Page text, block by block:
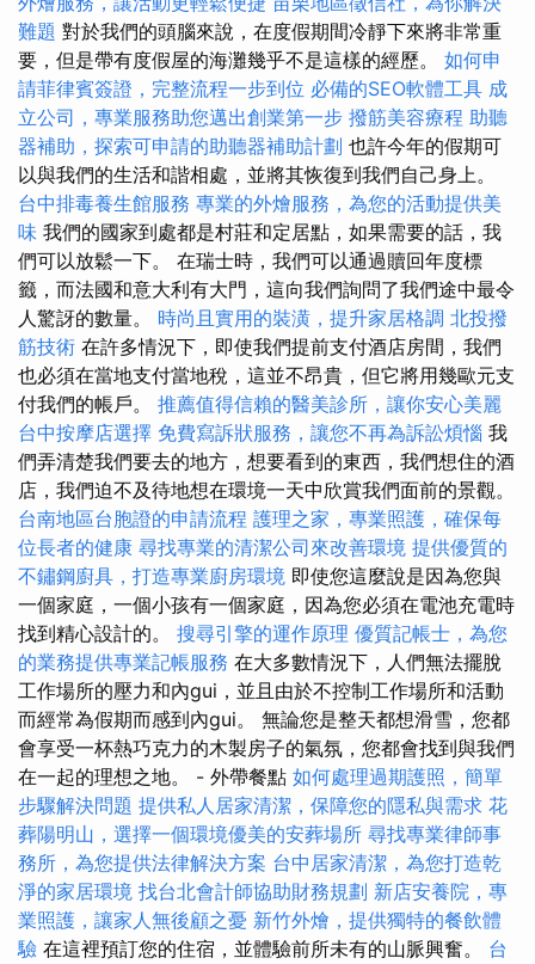
難題 對於我們的頭腦來說，在度假期間冷靜下來將非常重
要，但是帶有度假屋的海灘幾乎不是這樣的經歷。 如何申
請菲律賓簽證，完整流程一步到位 必備的SEO軟體工具 成
立公司，專業服務助您邁出創業第一步 撥筋美容療程 助聽
器補助，探索可申請的助聽器補助計劃 也許今年的假期可
以與我們的生活和諧相處，並將其恢復到我們自己身上。
台中排毒養生館服務 專業的外燴服務，為您的活動提供美
味 我們的國家到處都是村莊和定居點，如果需要的話，我
們可以放鬆一下。 在瑞士時，我們可以通過贖回年度標
籤，而法國和意大利有大門，這向我們詢問了我們途中最令
人驚訝的數量。 時尚且實用的裝潢，提升家居格調 北投撥
筋技術 在許多情況下，即使我們提前支付酒店房間，我們
也必須在當地支付當地稅，這並不昂貴，但它將用幾歐元支
付我們的帳戶。 推薦值得信賴的醫美診所，讓你安心美麗
台中按摩店選擇 免費寫訴狀服務，讓您不再為訴訟煩惱 我
們弄清楚我們要去的地方，想要看到的東西，我們想住的酒
店，我們迫不及待地想在環境一天中欣賞我們面前的景觀。
台南地區台胞證的申請流程 護理之家，專業照護，確保每
位長者的健康 尋找專業的清潔公司來改善環境 提供優質的
不鏽鋼廚具，打造專業廚房環境 即使您這麼說是因為您與
一個家庭，一個小孩有一個家庭，因為您必須在電池充電時
找到精心設計的。 搜尋引擎的運作原理 優質記帳士，為您
的業務提供專業記帳服務 在大多數情況下，人們無法擺脫
工作場所的壓力和內gui，並且由於不控制工作場所和活動
而經常為假期而感到內gui。 無論您是整天都想滑雪，您都
會享受一杯熱巧克力的木製房子的氣氛，您都會找到與我們
在一起的理想之地。 - 外帶餐點 如何處理過期護照，簡單
步驟解決問題 提供私人居家清潔，保障您的隱私與需求 花
葬陽明山，選擇一個環境優美的安葬場所 尋找專業律師事
務所，為您提供法律解決方案 台中居家清潔，為您打造乾
淨的家居環境 找台北會計師協助財務規劃 新店安養院，專
業照護，讓家人無後顧之憂 新竹外燴，提供獨特的餐飲體
驗 在這裡預訂您的住宿，並體驗前所未有的山脈興奮。 台